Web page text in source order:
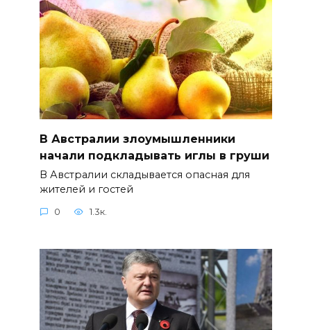
В Австралии злоумышленники
начали подкладывать иглы в груши
В Австралии складывается опасная для
жителей и гостей
0 1.3к.